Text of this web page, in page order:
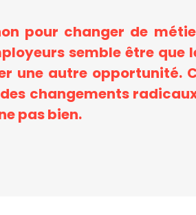
pour changer de
semble être
une autre opportunité.
changements
pas bien.